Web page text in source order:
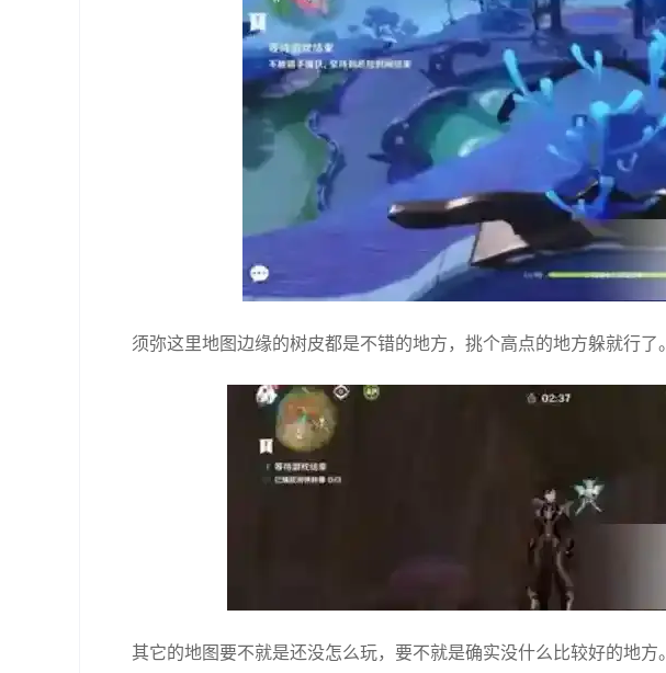
须弥这里地图边缘的树皮都是不错的地方，挑个高点的地方躲就行了。
其它的地图要不就是还没怎么玩，要不就是确实没什么比较好的地方。